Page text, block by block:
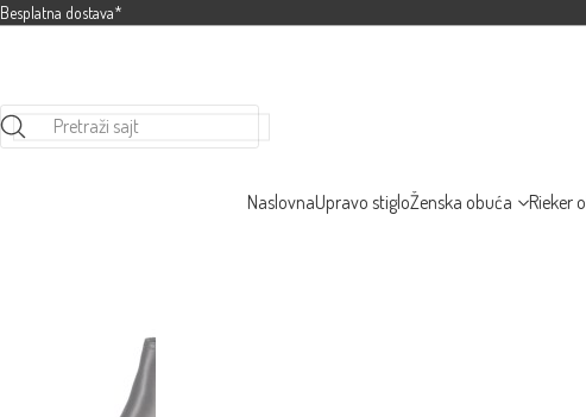
Besplatna dostava*
Pretraži sajt
NaslovnaUpravo stigloŽenska obuća Rieker